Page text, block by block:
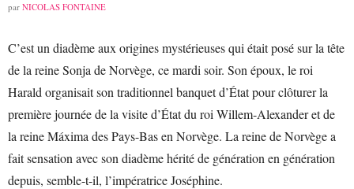
par NICOLAS FONTAINE
C’est un diadème aux origines mystérieuses qui était posé sur la tête
de la reine Sonja de Norvège, ce mardi soir. Son époux, le roi
Harald organisait son traditionnel banquet d’État pour clôturer la
première journée de la visite d’État du roi Willem-Alexander et de
la reine Máxima des Pays-Bas en Norvège. La reine de Norvège a
fait sensation avec son diadème hérité de génération en génération
depuis, semble-t-il, l’impératrice Joséphine.